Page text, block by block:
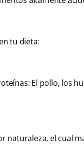
tu dieta:
El pollo, los
naturaleza, el cual